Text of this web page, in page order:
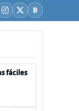
Instagram
X BBluesky
fáciles